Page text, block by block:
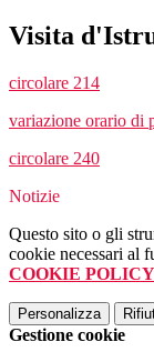
Visita
circolare 214
variazione orario di
circolare 240
Notizie
Questo sito o gli
cookie necessari al
COOKIE POLICY
Personalizza
Gestione cookie